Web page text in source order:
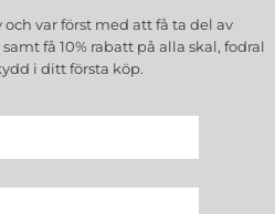
var först med att få ta del av
få 10% rabatt på alla skal, fodral
i ditt första köp.